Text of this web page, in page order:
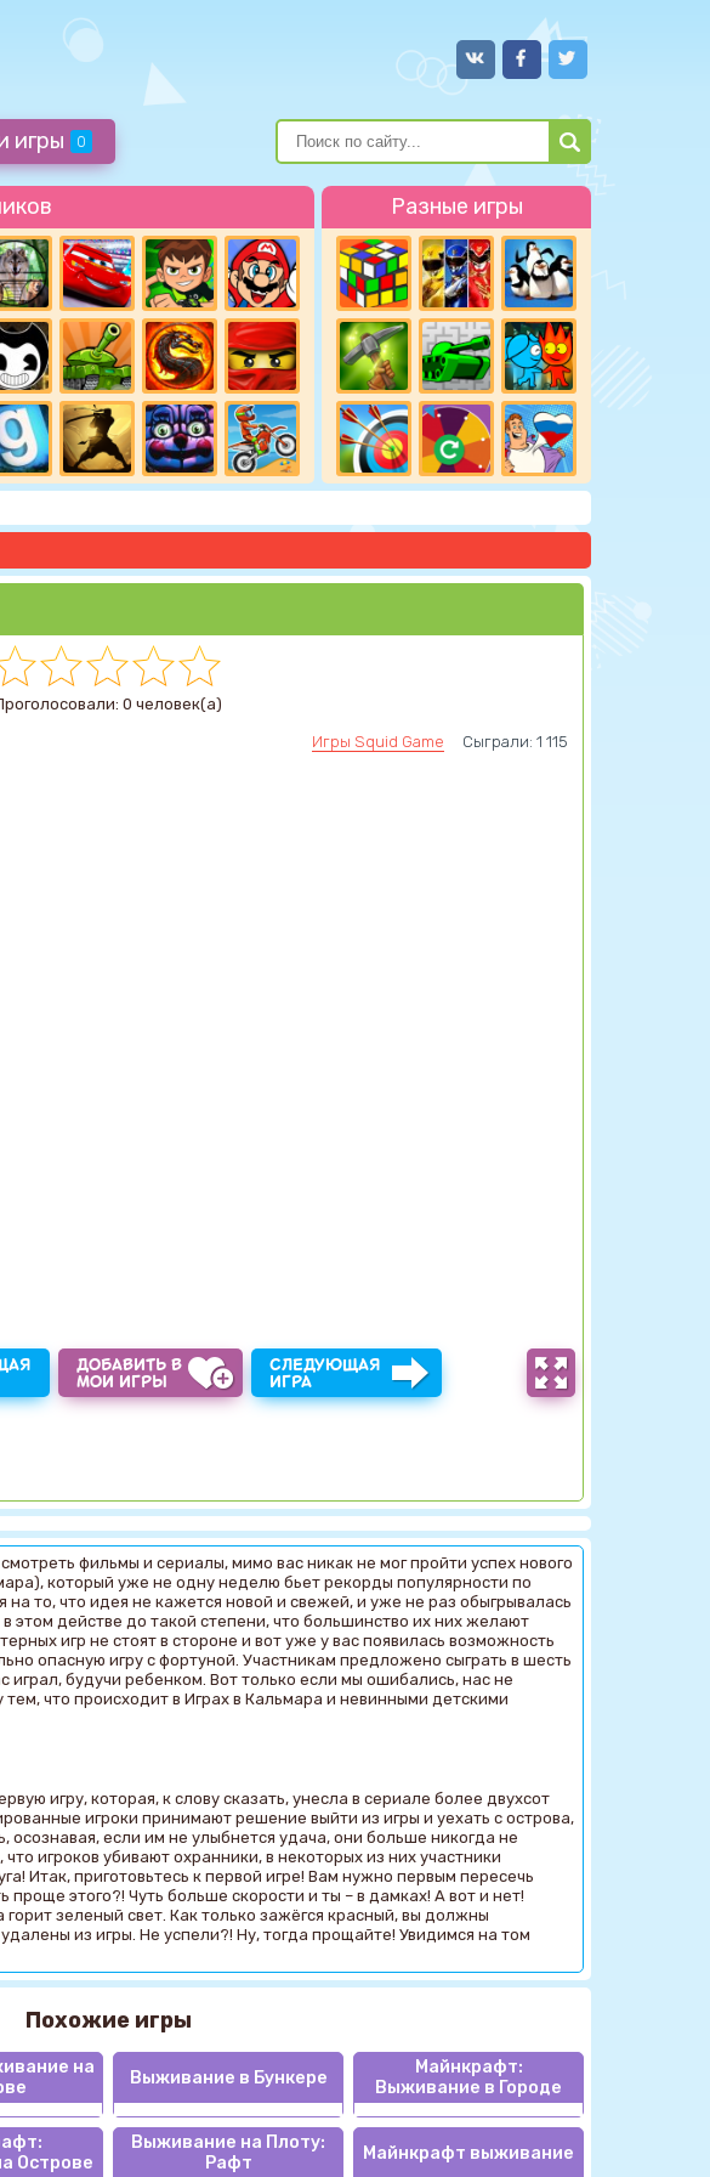
игры 0
Разные игры
0 человек(а)
Игры Squid Game Сыграли: 1 115
ДОБАВИТЬ В
МОИ ИГРЫ
СЛЕДУЮЩАЯ
ИГРА
фильмы и сериалы, мимо вас никак не мог пройти успех нового
который уже не одну неделю бьет рекорды популярности по
то, что идея не кажется новой и свежей, и уже не раз обыгрывалась
этом действе до такой степени, что большинство их них желают
игр не стоят в стороне и вот уже у вас появилась возможность
опасную игру с фортуной. Участникам предложено сыграть в шесть
играл, будучи ребенком. Вот только если мы ошибались, нас не
что происходит в Играх в Кальмара и невинными детскими
игру, которая, к слову сказать, унесла в сериале более двухсот
игроки принимают решение выйти из игры и уехать с острова,
осознавая, если им не улыбнется удача, они больше никогда не
игроков убивают охранники, в некоторых из них участники
Итак, приготовьтесь к первой игре! Вам нужно первым пересечь
этого?! Чуть больше скорости и ты – в дамках! А вот и нет!
горит зеленый свет. Как только зажёгся красный, вы должны
из игры. Не успели?! Ну, тогда прощайте! Увидимся на том
Похожие игры
на
Выживание в Бункере
Майнкрафт:
Выживание в Городе
Острове
Выживание на Плоту:
Рафт
Майнкрафт выживание